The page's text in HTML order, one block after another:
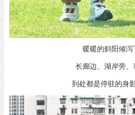
暖暖的斜阳倾泻
长廊边、湖岸旁、
到处都是停驻的身